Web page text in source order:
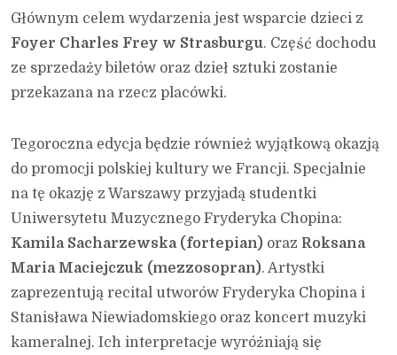
Głównym celem wydarzenia jest wsparcie dzieci z
Foyer Charles Frey w Strasburgu. Część dochodu
ze sprzedaży biletów oraz dzieł sztuki zostanie
przekazana na rzecz placówki.
Tegoroczna edycja będzie również wyjątkową okazją
do promocji polskiej kultury we Francji. Specjalnie
na tę okazję z Warszawy przyjadą studentki
Uniwersytetu Muzycznego Fryderyka Chopina:
Kamila Sacharzewska (fortepian) oraz Roksana
Maria Maciejczuk (mezzosopran). Artystki
zaprezentują recital utworów Fryderyka Chopina i
Stanisława Niewiadomskiego oraz koncert muzyki
kameralnej. Ich interpretacje wyróżniają się